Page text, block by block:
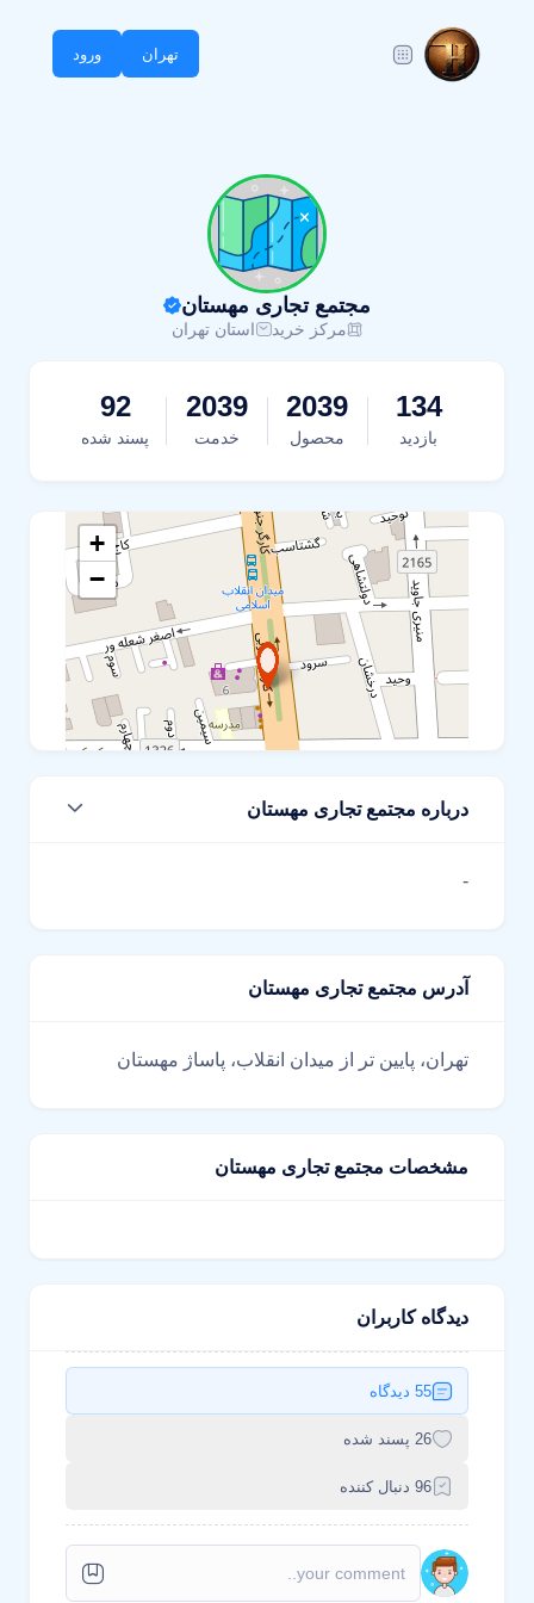
تهران ورود
مجتمع تجاری مهستان
مرکز خرید استان تهران
134
بازدید
2039
محصول
2039
خدمت
92
پسند شده
+
−
درباره مجتمع تجاری مهستان
-
آدرس مجتمع تجاری مهستان
تهران، پایین تر از میدان انقلاب، پاساژ مهستان
مشخصات مجتمع تجاری مهستان
دیدگاه کاربران
55 دیدگاه
26 پسند شده
96 دنبال کننده